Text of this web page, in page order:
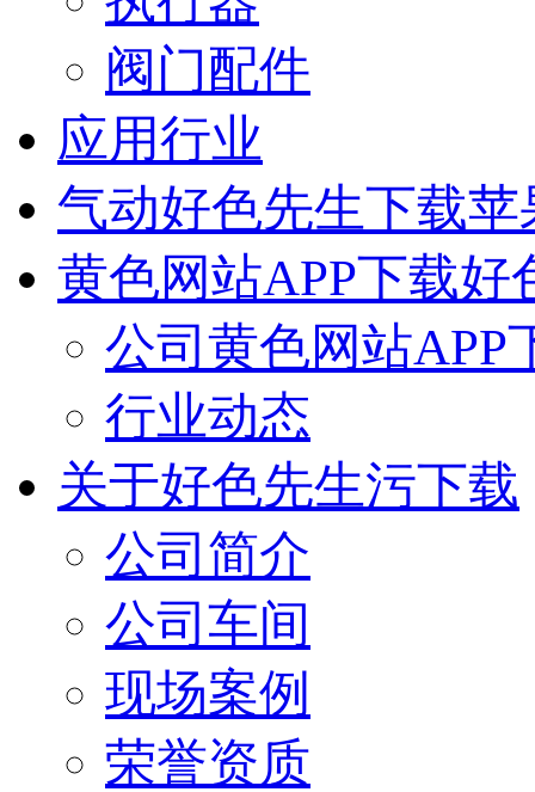
阀门配件
应用行业
气动好色先生下载
黄色网站APP下载好
公司黄色网站APP
行业动态
关于好色先生污下载
公司简介
公司车间
现场案例
荣誉资质